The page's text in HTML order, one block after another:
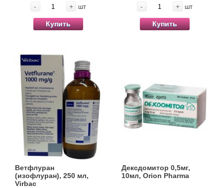
- + шт
Купить
- + шт
Купить
Ветфлуран
(изофлуран), 250 мл,
Virbac
Дексдомитор 0,5мг,
10мл, Orion Pharma